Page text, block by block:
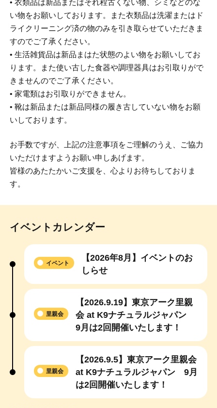
• 衣類品は新品またはそれ程古くない物、シミなどのな
い物をお願いしております。また衣類品は洗濯またはド
ライクリーニング済の物のみを引き取らせていただきま
すのでご了承ください。
• 生活雑貨品は新品まはた状態のよい物をお願いしてお
ります。また使い古した食器や調理器具はお引取りがで
きませんのでご了承ください。
• 家電類はお引取りができません。
• 靴は新品または新品同様の履き古していない物をお願
いしております。
お手数ですが、上記の注意事項をご理解のうえ、ご協力
いただけますようお願い申しあげます。
皆様のあたたかいご支援を、心よりお待ちしておりま
す。
イベントカレンダー
【2026年8月】イベントのお
しらせ
イベント
【2026.9.19】東京アーク里親
会 at K9ナチュラルジャパン
9月は2回開催いたします！
里親会
【2026.9.5】東京アーク里親会
at K9ナチュラルジャパン 9月
は2回開催いたします！
里親会